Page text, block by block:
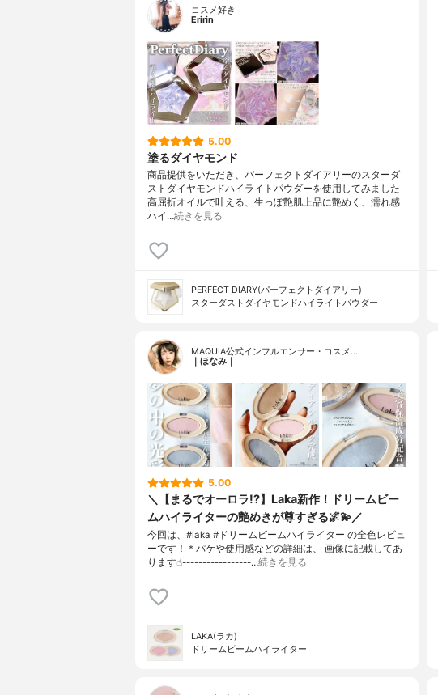
コスメ好き
Eririn
5.00
塗るダイヤモンド
商品提供をいただき、パーフェクトダイアリーのスターダ
ストダイヤモンドハイライトパウダーを使用してみました
高屈折オイルで叶える、生っぽ艶肌上品に艶めく、濡れ感
ハイ…続きを見る
PERFECT DIARY(パーフェクトダイアリー)
スターダストダイヤモンドハイライトパウダー
MAQUIA公式インフルエンサー・コスメ…
｜ほなみ｜
5.00
＼【まるでオーロラ!?】Laka新作！ドリームビー
ムハイライターの艶めきが尊すぎる🌌💫／
今回は、#laka #ドリームビームハイライター の全色レビュ
ーです！＊パケや使用感などの詳細は、 画像に記載してあ
ります☝︎-----------------…続きを見る
LAKA(ラカ)
ドリームビームハイライター